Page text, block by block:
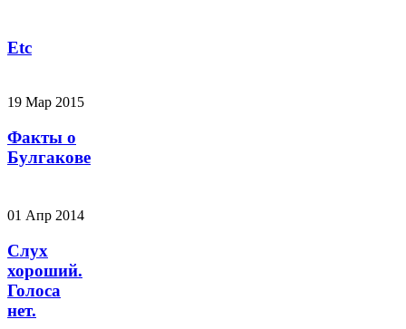
Etc
19 Мар 2015
Факты о
Булгакове
01 Апр 2014
Слух
хороший.
Голоса
нет.